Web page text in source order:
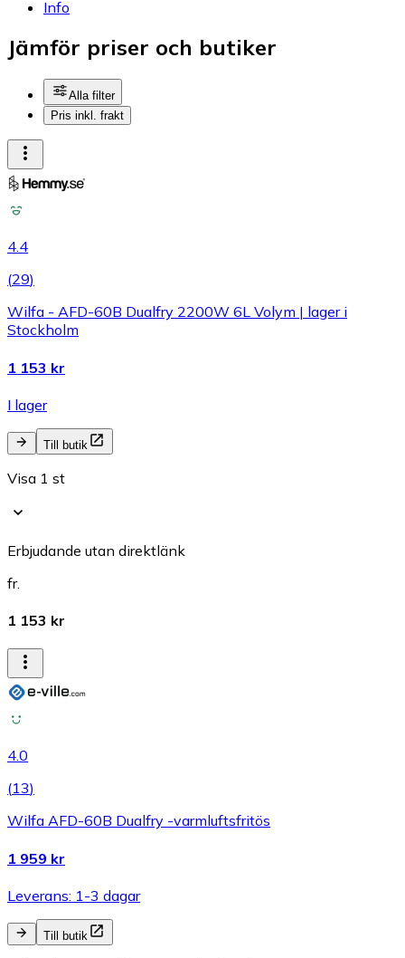
Info
Jämför priser och butiker
Alla filter
Pris inkl. frakt
4.4
(29)
Wilfa - AFD-60B Dualfry 2200W 6L Volym | lager i
Stockholm
1 153 kr
I lager
Till butik
Visa 1 st
Erbjudande utan direktlänk
fr.
1 153 kr
4.0
(13)
Wilfa AFD-60B Dualfry -varmluftsfritös
1 959 kr
Leverans: 1-3 dagar
Till butik